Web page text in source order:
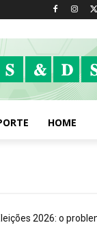
HOME
2026: o